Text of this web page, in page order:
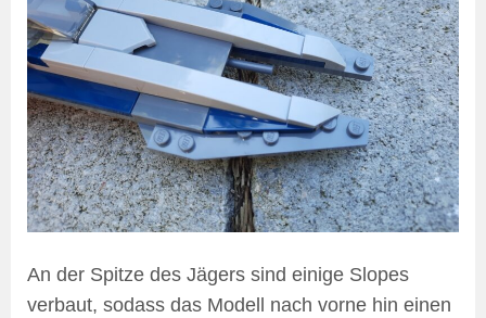
An der Spitze des Jägers sind einige Slopes
verbaut, sodass das Modell nach vorne hin einen